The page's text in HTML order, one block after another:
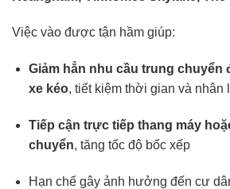
Việc vào được tận hầm giúp:
Giảm hẳn nhu cầu trung chuyển
xe kéo, tiết kiệm thời gian và nhân
Tiếp cận trực tiếp thang máy
chuyển, tăng tốc độ bốc xếp
Hạn chế gây ảnh hưởng đến cư